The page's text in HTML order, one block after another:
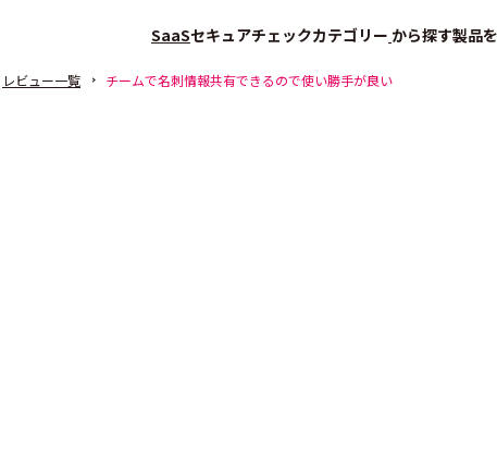
SaaSセキュアチェックカテゴリー から探す製品を
レビュー一覧 チームで名刺情報共有できるので使い勝手が良い